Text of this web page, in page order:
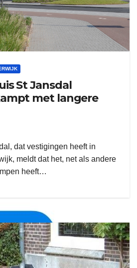
St Jansdal
met langere
dat vestigingen heeft in
meldt dat het, net als andere
heeft…